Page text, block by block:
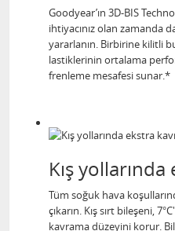
Goodyear’ın 3D-BIS
ihtiyacınız olan zamanda
yararlanın. Birbirine kilitli
lastiklerinin ortalama
frenleme mesafesi sunar.*
Kış
Tüm soğuk hava
çıkarın. Kış sırt bileşeni,
kavrama düzeyini korur.